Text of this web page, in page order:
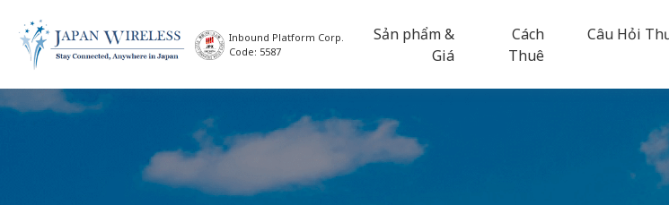
Inbound Platform Corp.
Code: 5587
Sản phẩm &
Giá
Cách
Thuê
Câu Hỏi